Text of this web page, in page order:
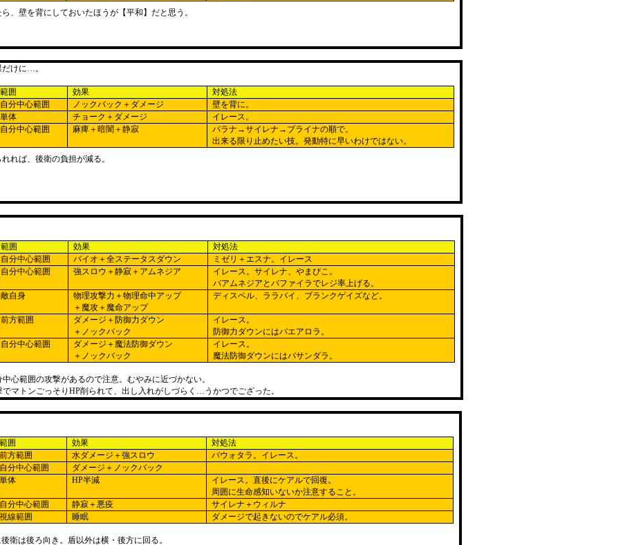
、壁を背にしておいたほうが【平和】だと思う。
だけに…。
範囲 効果
対処法
自分中心範囲 ノックバック＋ダメージ
壁を背に。
単体 チョーク＋ダメージ
イレース。
自分中心範囲 麻痺＋暗闇＋静寂
パラナ→サイレナ→ブライナの順で。
出来る限り止めたい技。発動特に早いわけではない。
れば、後衛の負担が減る。
範囲 効果
対処法
自分中心範囲 バイオ＋全ステータスダウン
ミゼリ＋エスナ。イレース
自分中心範囲 強スロウ＋静寂＋アムネジア
イレース。サイレナ、やまびこ。
バアムネジアとバファイラでレジ率上げる。
敵自身
物理攻撃力＋物理命中アップ
＋魔攻＋魔命アップ
ディスペル、ララバイ、ブランクゲイズなど。
前方範囲
ダメージ＋防御力ダウン
＋ノックバック
イレース。
防御力ダウンにはバエアロラ。
自分中心範囲
ダメージ＋魔法防御ダウン
＋ノックバック
イレース。
魔法防御ダウンにはバサンダラ。
心範囲の攻撃があるので注意。むやみに近づかない。
マトンごっそりHP削られて、出し入れがしづらく…うかつでござった。
範囲 効果
対処法
前方範囲 水ダメージ＋強スロウ
バウォタラ。イレース。
自分中心範囲
ダメージ＋ノックバック
単体 HP半減
イレース。直後にケアルで回復。
周囲に生命感知いないか注意すること。
自分中心範囲 静寂＋悪疫
サイレナ＋ウィルナ
視線範囲 睡眠 ダメージで起きないのでケアル必須。
衛は後ろ向き。盾以外は横・後方に回る。